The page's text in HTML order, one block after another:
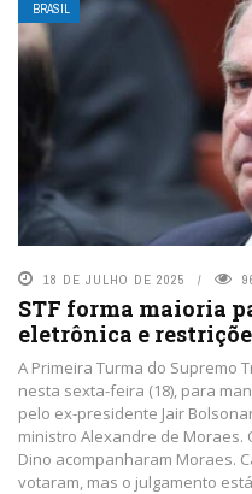
BRASIL
18 DE JULHO DE 2025
STF forma maioria
eletrônica e
A Primeira Turma do Supremo
nesta sexta-feira (18), para
pelo ex-presidente Jair
ministro Alexandre de Moraes.
Dino acompanharam Moraes.
votaram, mas o julgamento